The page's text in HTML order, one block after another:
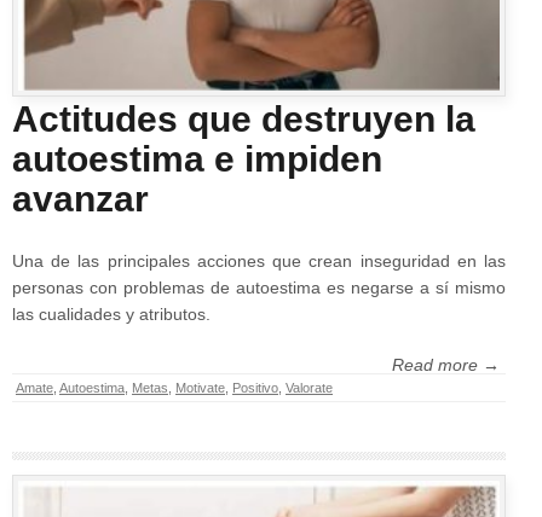
Actitudes que destruyen la
autoestima e impiden
avanzar
Una de las principales acciones que crean inseguridad en las
personas con problemas de autoestima es negarse a sí mismo
las cualidades y atributos.
Read more →
Amate Autoestima Metas Motivate Positivo Valorate